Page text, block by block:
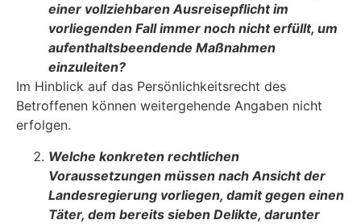
einer vollziehbaren Ausreisepflicht im
vorliegenden Fall immer noch nicht erfüllt, um
aufenthaltsbeendende Maßnah­men
einzuleiten?
Im Hinblick auf das Persönlichkeitsrecht des
Betroffenen können weitergehende Angaben nicht
erfolgen.
Welche konkreten rechtlichen
Voraussetzungen müssen nach Ansicht der
Lan­desregierung vorliegen, damit gegen einen
Täter, dem bereits sieben Delikte, da­runter